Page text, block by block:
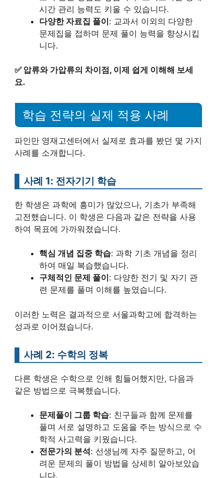
시간 관리 능력도 키울 수 있습니다.
다양한 자료집 풀이: 교과서 이외의 다양한
문제집을 접하며 문제 풀이 능력을 향상시킵
니다.
✅ 압류와 가압류의 차이점, 이제 쉽게 이해해 보세
요.
학습 전략의 실제 적용 사례
파인만 영재고센터에서 실제로 효과를 봤던 몇 가지
사례를 소개합니다.
사례 1: 전자기기 학습
한 학생은 과학에 흥미가 많았으나, 기초가 부족해
고전했습니다. 이 학생은 다음과 같은 전략을 사용
하여 목표에 가까워졌습니다.
핵심 개념 집중 학습: 과학 기초 개념을 정리
하여 매일 복습했습니다.
구체적인 문제 풀이 : 다양한 전기 및 자기 관
련 문제를 풀며 이해를 높였습니다.
이러한 노력은 결과적으로 서울과학고에 합격하는
성과로 이어졌습니다.
사례 2: 수학의 정복
다른 학생은 수학으로 인해 힘들어했지만, 다음과
같은 방법으로 극복했습니다.
문제풀이 그룹 학습: 친구들과 함께 문제를
풀며 서로 설명하고 도움을 주는 방식으로 수
학적 사고력을 키웠습니다.
전문가의 분석 : 선생님께 자주 질문하고, 어
려운 문제의 풀이 방법을 상세히 알아보았습
니다.